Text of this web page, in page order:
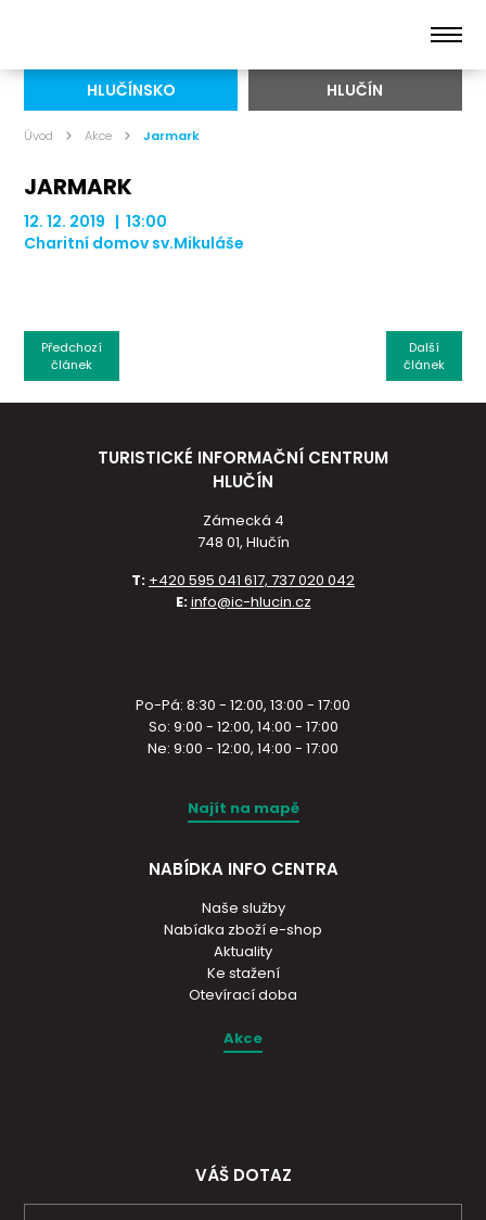
HLUČÍNSKO HLUČÍN
Úvod Akce Jarmark
JARMARK
12. 12. 2019 | 13:00
Charitní domov sv.Mikuláše
Další
článek
Předchozí
článek
TURISTICKÉ INFORMAČNÍ CENTRUM
HLUČÍN
Zámecká 4
748 01, Hlučín
T: +420 595 041 617, 737 020 042
E:info@ic-hlucin.cz
Po-Pá: 8:30 - 12:00, 13:00 - 17:00
So: 9:00 - 12:00, 14:00 - 17:00
Ne: 9:00 - 12:00, 14:00 - 17:00
Najít na mapě
NABÍDKA INFO CENTRA
Naše služby
Nabídka zboží e-shop
Aktuality
Ke stažení
Otevírací doba
Akce
VÁŠ DOTAZ